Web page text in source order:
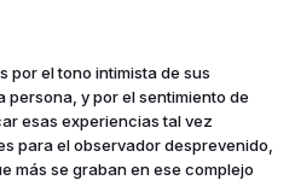
por el tono intimista de sus
y por el sentimiento de
esas experiencias tal vez
para el observador desprevenido,
más se graban en ese complejo